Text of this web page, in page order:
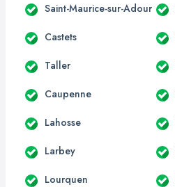
Saint-Maurice-sur-Adour
Castets
Taller
Caupenne
Lahosse
Larbey
Lourquen